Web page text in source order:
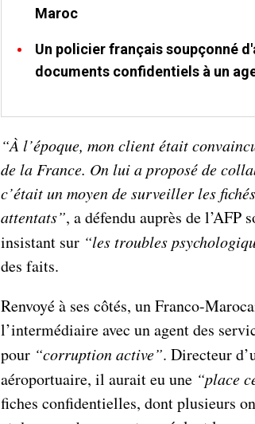
Maroc
Un policier français soupçonné
documents confidentiels à un
“À l’époque, mon client était
de la France. On lui a proposé de
c’était un moyen de surveiller les
attentats”, a défendu auprès de l’AFP
insistant sur “les troubles
des faits.
Renvoyé à ses côtés, un Franco-
l’intermédiaire avec un agent des
pour “corruption active”. Directeur
aéroportuaire, il aurait eu une “place
fiches confidentielles, dont plusieurs